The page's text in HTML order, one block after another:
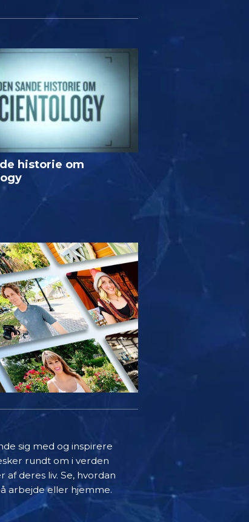
historie om
sig med og inspirere
rundt om i verden
deres liv. Se, hvordan
arbejde eller hjemme.